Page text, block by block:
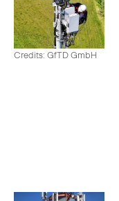
Credits: GfTD GmbH